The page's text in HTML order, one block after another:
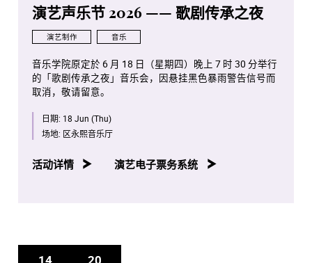
演艺声乐节 2026 —— 歌剧传承之夜
演艺制作 音乐
音乐学院原定於 6 月 18 日（星期四）晚上 7 时 30 分举行
的「歌剧传承之夜」音乐会，因悬挂黑色暴雨警告信号而
取消，敬请留意。
日期: 18 Jun (Thu)
场地: 区永熙音乐厅
活动详情 演艺电子票务系统
14 20